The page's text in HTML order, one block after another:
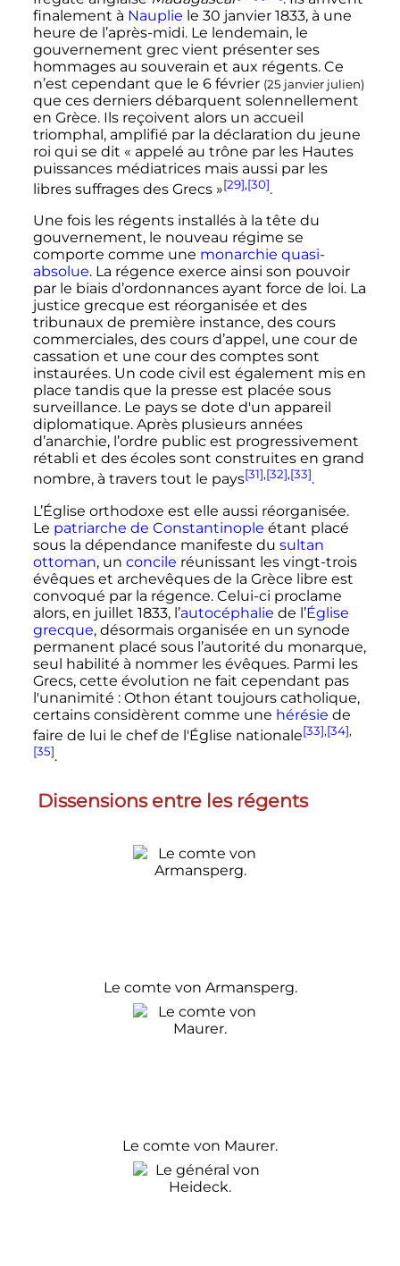
finalement à Nauplie le 30 janvier 1833, à une
heure de l’après-midi. Le lendemain, le
gouvernement grec vient présenter ses
hommages au souverain et aux régents. Ce
n’est cependant que le 6 février (25 janvierjulien)
que ces derniers débarquent solennellement
en Grèce. Ils reçoivent alors un accueil
triomphal, amplifié par la déclaration du jeune
roi qui se dit « appelé au trône par les Hautes
puissances médiatrices mais aussi par les
libres suffrages des Grecs »[29],[30].
Une fois les régents installés à la tête du
gouvernement, le nouveau régime se
comporte comme une monarchie quasi-
absolue. La régence exerce ainsi son pouvoir
par le biais d’ordonnances ayant force de loi. La
justice grecque est réorganisée et des
tribunaux de première instance, des cours
commerciales, des cours d’appel, une cour de
cassation et une cour des comptes sont
instaurées. Un code civil est également mis en
place tandis que la presse est placée sous
surveillance. Le pays se dote d'un appareil
diplomatique. Après plusieurs années
d’anarchie, l’ordre public est progressivement
rétabli et des écoles sont construites en grand
nombre, à travers tout le pays[31],[32],[33].
L’Église orthodoxe est elle aussi réorganisée.
Le patriarche de Constantinople étant placé
sous la dépendance manifeste du sultan
ottoman, un concile réunissant les vingt-trois
évêques et archevêques de la Grèce libre est
convoqué par la régence. Celui-ci proclame
alors, en juillet 1833, l’autocéphalie de l’Église
grecque, désormais organisée en un synode
permanent placé sous l’autorité du monarque,
seul habilité à nommer les évêques. Parmi les
Grecs, cette évolution ne fait cependant pas
l'unanimité : Othon étant toujours catholique,
certains considèrent comme une hérésie de
faire de lui le chef de l'Église nationale[33],[34],
[35].
Dissensions entre les régents
Le comte von Armansperg.
Le comte von Maurer.